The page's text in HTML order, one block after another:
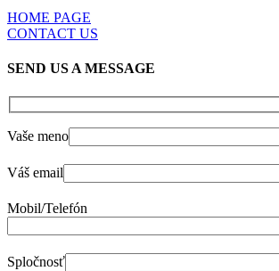
HOME PAGE
CONTACT US
SEND US A MESSAGE
Vaše meno
Váš email
Mobil/Telefón
Spločnosť